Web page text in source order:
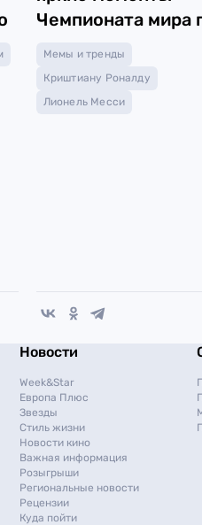
Чемпионата мира
футболу в Катаре
Мемы и тренды
Криштиану Роналду
Лионель Месси
Новости
Week&Star
Европа Плюс
Звезды
Стиль жизни
Новости кино
Важная информация
Розыгрыши
Региональные новости
Рецензии
Куда пойти